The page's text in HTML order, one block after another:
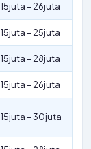
15juta – 26juta
15juta – 25juta
15juta – 28juta
15juta – 26juta
15juta – 30juta